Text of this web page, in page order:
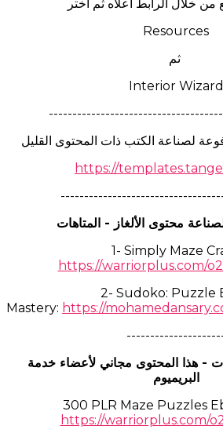
من خلال الرابط أعلاه ثم اختر
Resources
ثم
Interior Wizard
لصناعة الكتب ذات المحتوى القليل
https://
محتوى الألغاز - المتاهات
1- Simply Maze
https://warriorplus.com/
2- Sudoko: Puzzle
Mastery: https://
- هذا المحتوى مجاني لأعضاء خدمة
البريميوم
300 PLR Maze Puzzles
https://warriorplus.com/